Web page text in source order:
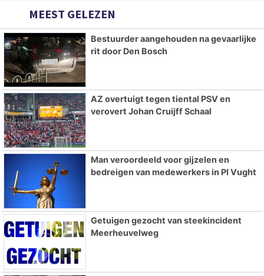
MEEST GELEZEN
Bestuurder aangehouden na gevaarlijke
rit door Den Bosch
AZ overtuigt tegen tiental PSV en
verovert Johan Cruijff Schaal
Man veroordeeld voor gijzelen en
bedreigen van medewerkers in PI Vught
Getuigen gezocht van steekincident
Meerheuvelweg